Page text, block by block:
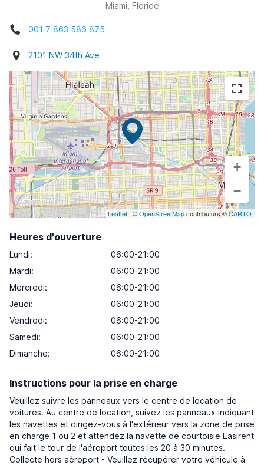
Miami, Floride
001 7 863 586 875
2101 NW 34th Ave
+
−
Leaflet | ©OpenStreetMapcontributors ©CARTO
Heures d'ouverture
Lundi:
06:00-21:00
Mardi:
06:00-21:00
Mercredi:
06:00-21:00
Jeudi:
06:00-21:00
Vendredi:
06:00-21:00
Samedi:
06:00-21:00
Dimanche: 06:00-21:00
Instructions pour la prise en charge
Veuillez suivre les panneaux vers le centre de location de
voitures. Au centre de location, suivez les panneaux indiquant
les navettes et dirigez-vous à l'extérieur vers la zone de prise
en charge 1 ou 2 et attendez la navette de courtoisie Easirent
qui fait le tour de l'aéroport toutes les 20 à 30 minutes.
Collecte hors aéroport - Veuillez récupérer votre véhicule à